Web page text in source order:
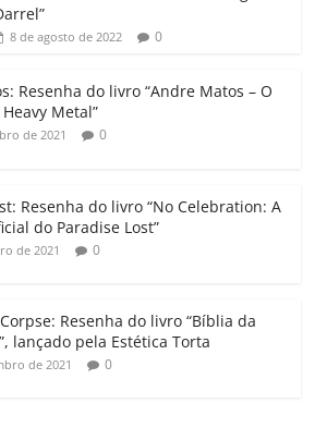
ss
ro
o
ar
8 de agosto de 2022 0
Resenha do livro “Andre Matos – O
Metal”
de 2021 0
Resenha do livro “No Celebration: A
do Paradise Lost”
de 2021 0
Resenha do livro “Bíblia da
lançado pela Estética Torta
de 2021 0